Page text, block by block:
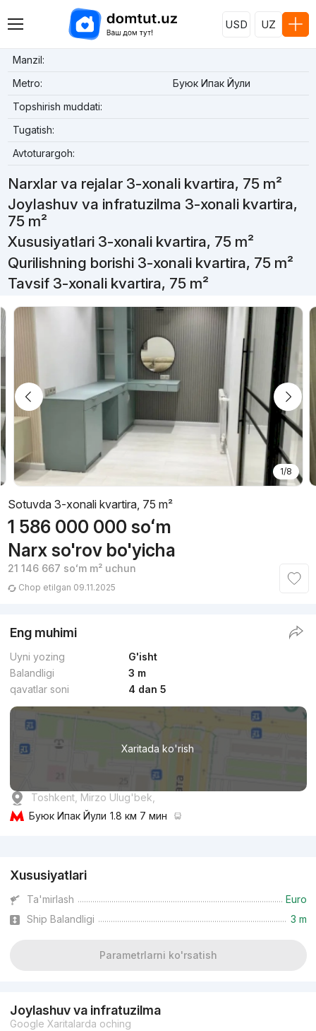
USD UZ
Manzil:
Metro:
Буюк Ипак Йули
Topshirish muddati:
Tugatish:
Avtoturargoh:
Narxlar va rejalar 3-xonali kvartira, 75 m²
Joylashuv va infratuzilma 3-xonali kvartira,
75 m²
Xususiyatlari 3-xonali kvartira, 75 m²
Qurilishning borishi 3-xonali kvartira, 75 m²
Tavsif 3-xonali kvartira, 75 m²
1/8
Sotuvda 3-xonali kvartira, 75 m²
1 586 000 000 soʻm
Narx so'rov bo'yicha
21 146 667 soʻmm² uchun
Chop etilgan 09.11.2025
Eng muhimi
Uyni yozing
G'isht
Balandligi
3 m
qavatlar soni
4 dan 5
Xaritada ko'rish
Toshkent, Mirzo Ulug'bek,
Буюк Ипак Йули 1.8 км 7 мин
Xususiyatlari
Ta'mirlash
Euro
Ship Balandligi
3 m
Parametrlarni ko'rsatish
Joylashuv va infratuzilma
Google Xaritalarda oching